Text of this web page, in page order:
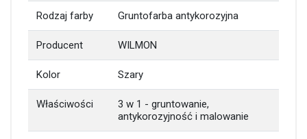
Rodzaj farby Gruntofarba antykorozyjna
Producent WILMON
Kolor Szary
Właściwości
3 w 1 - gruntowanie,
antykorozyjność i malowanie